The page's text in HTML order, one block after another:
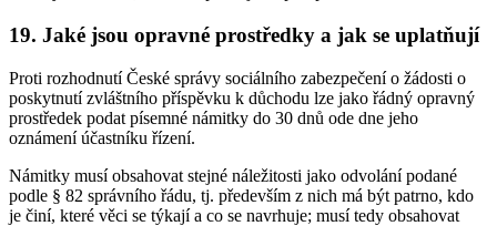
19. Jaké jsou opravné prostředky a jak se uplatňují
Proti rozhodnutí České správy sociálního zabezpečení o žádosti o
poskytnutí zvláštního příspěvku k důchodu lze jako řádný opravný
prostředek podat písemné námitky do 30 dnů ode dne jeho
oznámení účastníku řízení.
Námitky musí obsahovat stejné náležitosti jako odvolání podané
podle § 82 správního řádu, tj. především z nich má být patrno, kdo
je činí, které věci se týkají a co se navrhuje; musí tedy obsahovat